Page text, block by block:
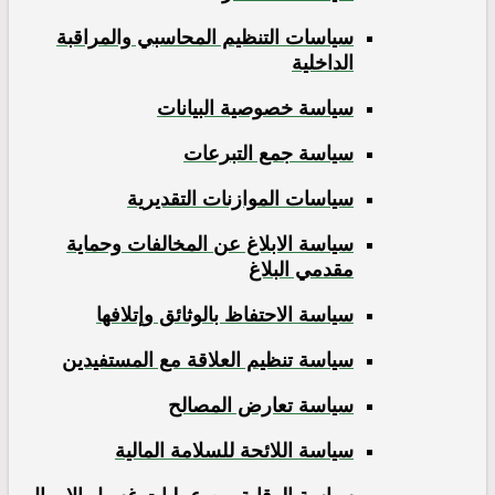
سياسات التنظيم المحاسبي والمراقبة
الداخلية
سياسة خصوصية البيانات
سياسة جمع التبرعات
سياسات الموازنات التقديرية
سياسة الابلاغ عن المخالفات وحماية
مقدمي البلاغ
سياسة الاحتفاظ بالوثائق وإتلافها
سياسة تنظيم العلاقة مع المستفيدين
سياسة تعارض المصالح
سياسة اللائحة للسلامة المالية